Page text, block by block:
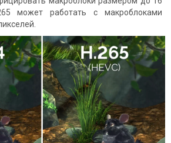
может работать с макроблоками